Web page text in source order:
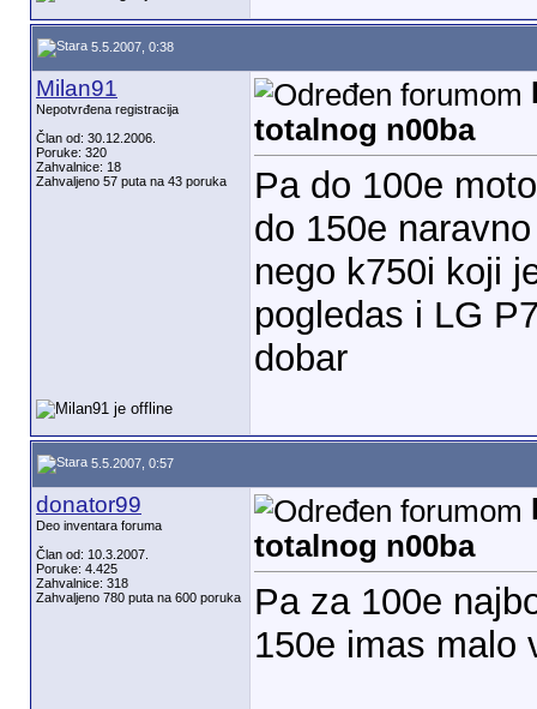
5.5.2007, 0:38
Milan91
Nepotvrđena registracija
Član od: 30.12.2006.
Poruke: 320
Zahvalnice: 18
Zahvaljeno 57 puta na 43 poruka
totalnog n00ba
Pa do 100e
do 150e
nego k750i koji
pogledas i LG
dobar
5.5.2007, 0:57
donator99
Deo inventara foruma
Član od: 10.3.2007.
Poruke: 4.425
Zahvalnice: 318
Zahvaljeno 780 puta na 600 poruka
totalnog n00ba
Pa za 100e
150e imas malo